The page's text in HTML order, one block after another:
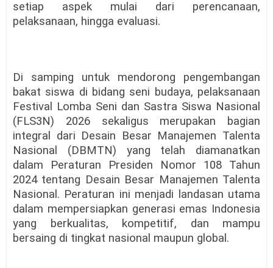
setiap aspek mulai dari perencanaan,
pelaksanaan, hingga evaluasi.
Di samping untuk mendorong pengembangan
bakat siswa di bidang seni budaya, pelaksanaan
Festival Lomba Seni dan Sastra Siswa Nasional
(FLS3N) 2026 sekaligus merupakan bagian
integral dari Desain Besar Manajemen Talenta
Nasional (DBMTN) yang telah diamanatkan
dalam Peraturan Presiden Nomor 108 Tahun
2024 tentang Desain Besar Manajemen Talenta
Nasional. Peraturan ini menjadi landasan utama
dalam mempersiapkan generasi emas Indonesia
yang berkualitas, kompetitif, dan mampu
bersaing di tingkat nasional maupun global.